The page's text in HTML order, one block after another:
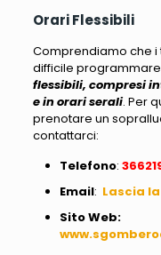
Orari Flessibili
Comprendiamo che
difficile
flessibili, compresi
e in orari serali. Per
prenotare un
contattarci:
Telefono:
Email: Lascia
Sito Web: